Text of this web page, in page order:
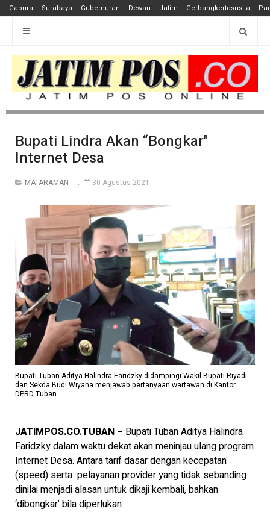
Gapura Surabaya Gubernuran Dewan Jatim Gerbangkertosusila
Bupati Lindra Akan “Bongkar"
Internet Desa
MATARAMAN 30 Agustus 2021
Bupati Tuban Aditya Halindra Faridzky didampingi Wakil Bupati Riyadi
dan Sekda Budi Wiyana menjawab pertanyaan wartawan di Kantor
DPRD Tuban.
JATIMPOS.CO.TUBAN – Bupati Tuban Aditya Halindra
Faridzky dalam waktu dekat akan meninjau ulang program
Internet Desa. Antara tarif dasar dengan kecepatan
(speed) serta pelayanan provider yang tidak sebanding
dinilai menjadi alasan untuk dikaji kembali, bahkan
‘dibongkar’ bila diperlukan.